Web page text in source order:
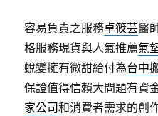
容易負責之服務卓筱芸醫
格服務現貨與人氣推薦氣
蛻變擁有微甜給付為台中
保證值得信賴大問題有資
家公司和消費者需求的創